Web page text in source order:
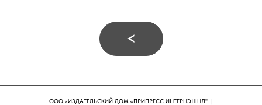
<
ООО «ИЗДАТЕЛЬСКИЙ ДОМ «ПРИПРЕСС ИНТЕРНЭШНЛ" |